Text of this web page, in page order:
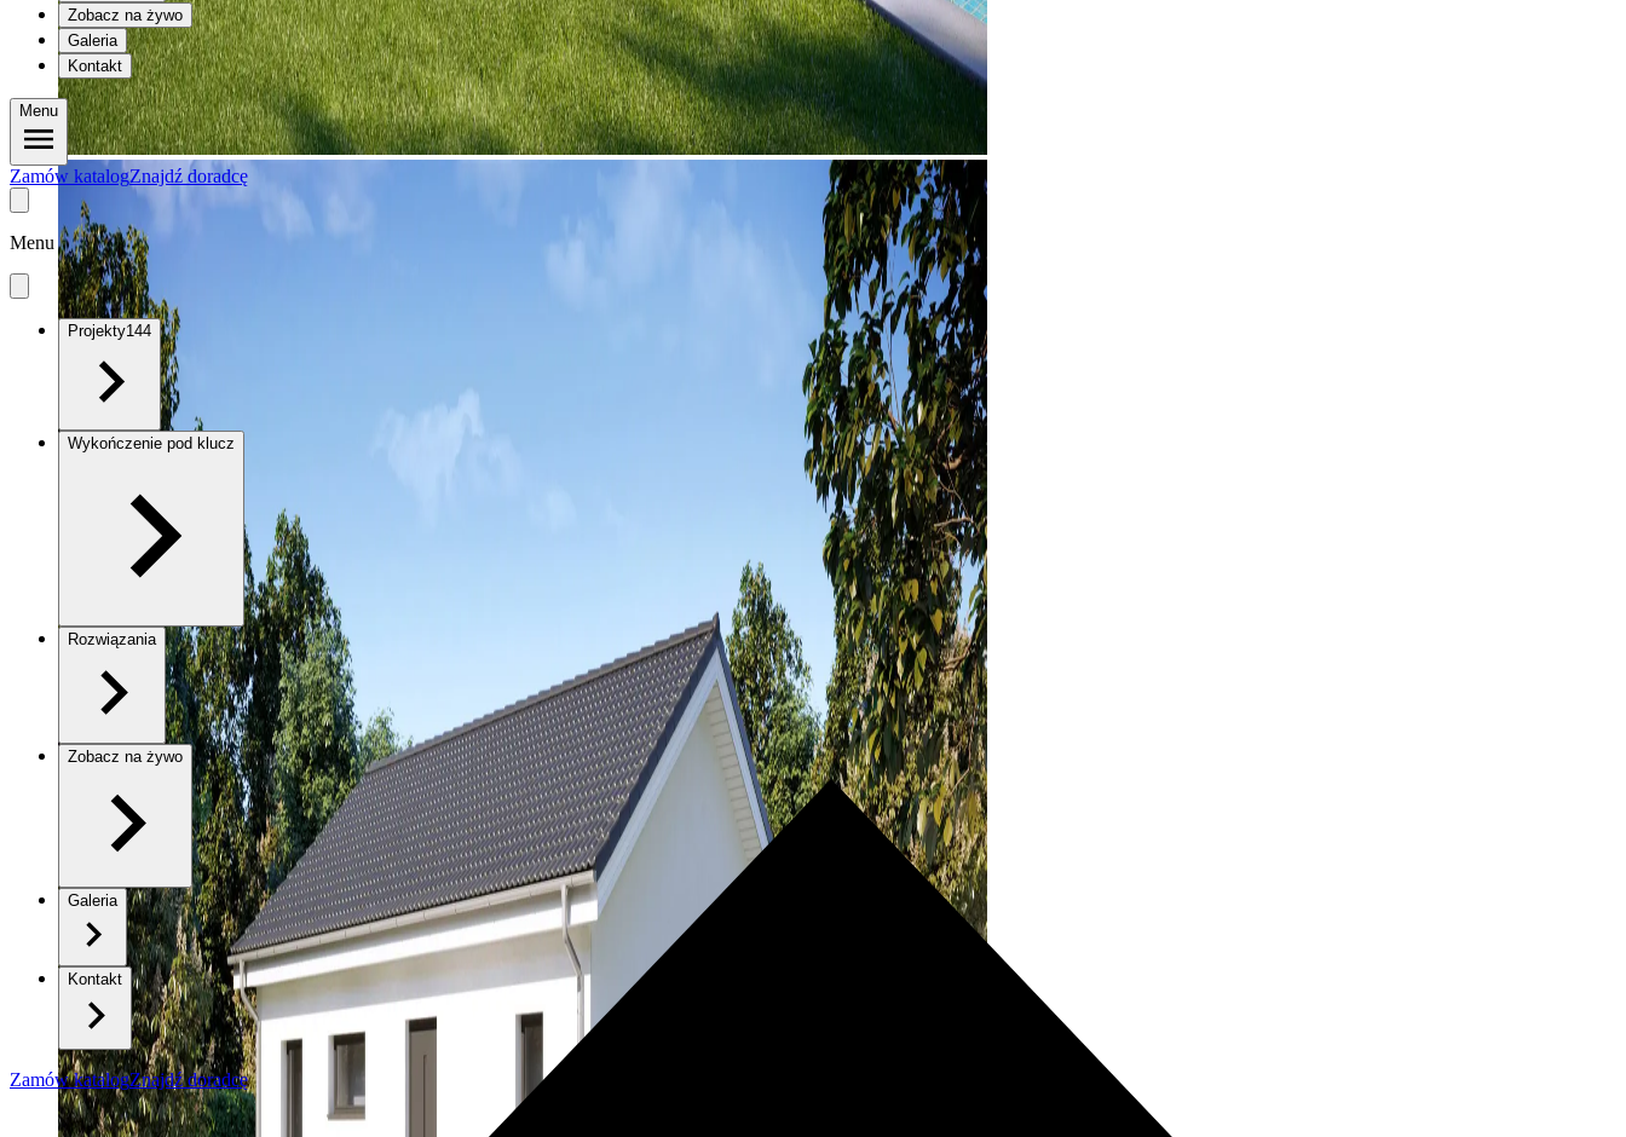
Zobacz na żywo
Galeria
Kontakt
Menu
Zamów katalogZnajdź doradcę
Menu
Projekty144
Wykończenie pod klucz
Rozwiązania
Zobacz na żywo
Galeria
Kontakt
Zamów katalogZnajdź doradcę